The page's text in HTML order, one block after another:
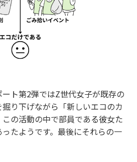
ト第2弾ではZ世代女子が既存の
り下げながら「新しいエコのカ
の活動の中で部員である彼女た
たようです。最後にそれらの一